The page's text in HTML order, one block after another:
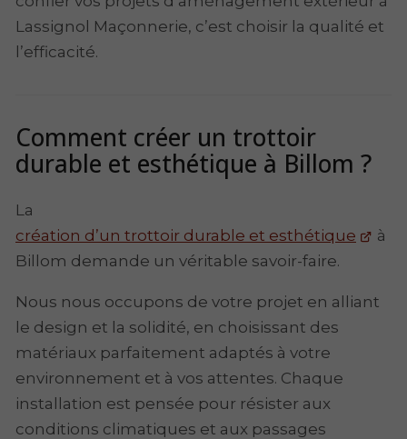
Lassignol Maçonnerie, c’est choisir la qualité et
l’efficacité.
Comment créer un trottoir
durable et esthétique à Billom ?
La
création d’un trottoir durable et esthétique
à
Billom demande un véritable savoir-faire.
Nous nous occupons de votre projet en alliant
le design et la solidité, en choisissant des
matériaux parfaitement adaptés à votre
environnement et à vos attentes. Chaque
installation est pensée pour résister aux
conditions climatiques et aux passages